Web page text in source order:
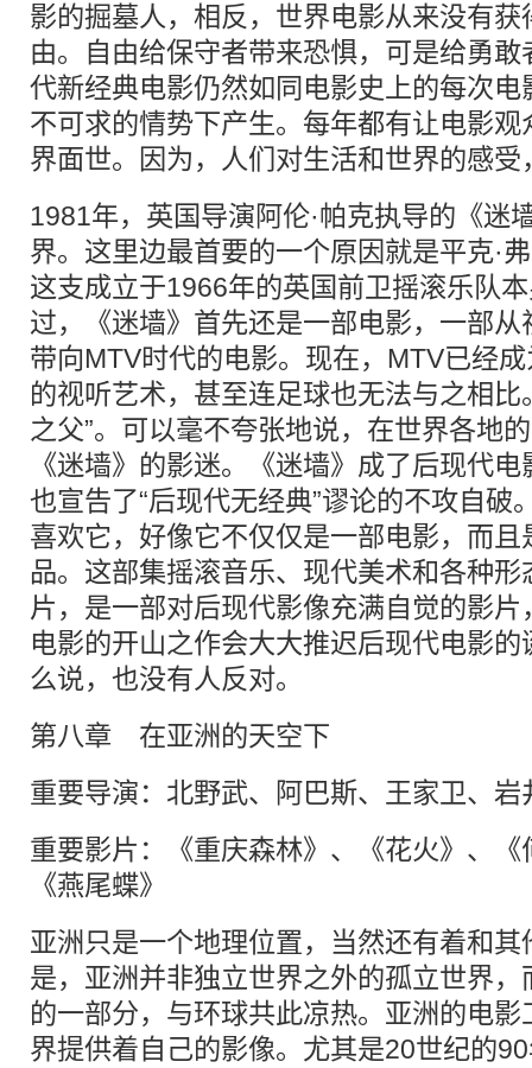
影的掘墓人，相反，世界电影从来没有
由。自由给保守者带来恐惧，可是给勇
代新经典电影仍然如同电影史上的每次
不可求的情势下产生。每年都有让电影
界面世。因为，人们对生活和世界的感
1981年，英国导演阿伦·帕克执导的《迷
界。这里边最首要的一个原因就是平克·
这支成立于1966年的英国前卫摇滚乐队
过，《迷墙》首先还是一部电影，一部
带向MTV时代的电影。现在，MTV已经
的视听艺术，甚至连足球也无法与之相比
之父”。可以毫不夸张地说，在世界各地
《迷墙》的影迷。《迷墙》成了后现代
也宣告了“后现代无经典”谬论的不攻自破
喜欢它，好像它不仅仅是一部电影，而
品。这部集摇滚音乐、现代美术和各种
片，是一部对后现代影像充满自觉的影
电影的开山之作会大大推迟后现代电影
么说，也没有人反对。
第八章 在亚洲的天空下
重要导演：北野武、阿巴斯、王家卫、岩
重要影片：《重庆森林》、《花火》、
《燕尾蝶》
亚洲只是一个地理位置，当然还有着和
是，亚洲并非独立世界之外的孤立世界
的一部分，与环球共此凉热。亚洲的电
界提供着自己的影像。尤其是20世纪的